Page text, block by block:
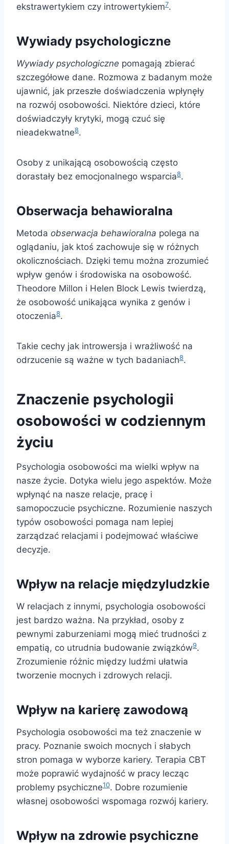
ekstrawertykiem czy introwertykiem7.
Wywiady psychologiczne
Wywiady psychologiczne pomagają zbierać
szczegółowe dane. Rozmowa z badanym może
ujawnić, jak przeszłe doświadczenia wpłynęły
na rozwój osobowości. Niektóre dzieci, które
doświadczyły krytyki, mogą czuć się
nieadekwatne8.
Osoby z unikającą osobowością często
dorastały bez emocjonalnego wsparcia8.
Obserwacja behawioralna
Metoda obserwacja behawioralna polega na
oglądaniu, jak ktoś zachowuje się w różnych
okolicznościach. Dzięki temu można zrozumieć
wpływ genów i środowiska na osobowość.
Theodore Millon i Helen Block Lewis twierdzą,
że osobowość unikająca wynika z genów i
otoczenia8.
Takie cechy jak introwersja i wrażliwość na
odrzucenie są ważne w tych badaniach8.
Znaczenie psychologii
osobowości w codziennym
życiu
Psychologia osobowości ma wielki wpływ na
nasze życie. Dotyka wielu jego aspektów. Może
wpłynąć na nasze relacje, pracę i
samopoczucie psychiczne. Rozumienie naszych
typów osobowości pomaga nam lepiej
zarządzać relacjami i podejmować właściwe
decyzje.
Wpływ na relacje międzyludzkie
W relacjach z innymi, psychologia osobowości
jest bardzo ważna. Na przykład, osoby z
pewnymi zaburzeniami mogą mieć trudności z
empatią, co utrudnia budowanie związków9.
Zrozumienie różnic między ludźmi ułatwia
tworzenie mocnych i zdrowych relacji.
Wpływ na karierę zawodową
Psychologia osobowości ma też znaczenie w
pracy. Poznanie swoich mocnych i słabych
stron pomaga w wyborze kariery. Terapia CBT
może poprawić wydajność w pracy lecząc
problemy psychiczne10. Dobre rozumienie
własnej osobowości wspomaga rozwój kariery.
Wpływ na zdrowie psychiczne